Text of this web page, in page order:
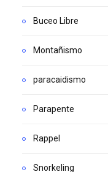
Buceo Libre
Montañismo
paracaidismo
Parapente
Rappel
Snorkeling